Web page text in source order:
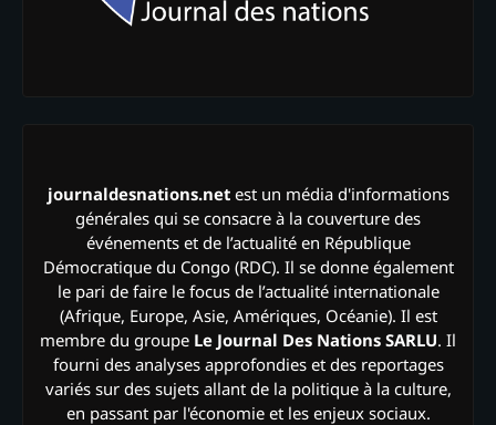
journaldesnations.netest un média d'informations
générales qui se consacre à la couverture des
événements et de l’actualité en République
Démocratique du Congo (RDC). Il se donne également
le pari de faire le focus de l’actualité internationale
(Afrique, Europe, Asie, Amériques, Océanie). Il est
membre du groupe Le Journal Des Nations SARLU. Il
fourni des analyses approfondies et des reportages
variés sur des sujets allant de la politique à la culture,
en passant par l'économie et les enjeux sociaux.